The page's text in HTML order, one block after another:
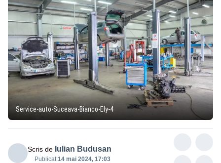
Service-auto-Suceava-Bianco-Ely-4
Scris de Iulian Budusan
Publicat:14 mai 2024, 17:03